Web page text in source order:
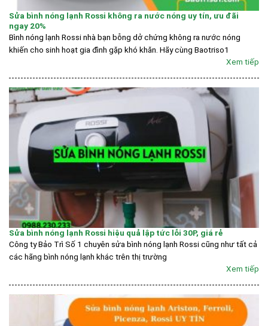
Sửa bình nóng lạnh Rossi không ra nước nóng uy tín, ưu đãi
ngay 20%
Bình nóng lạnh Rossi nhà bạn bỗng dở chứng không ra nước nóng
khiến cho sinh hoạt gia đình gặp khó khăn. Hãy cùng Baotriso1
Xem tiếp
Sửa bình nóng lạnh Rossi hiệu quả lập tức lỗi 30P, giá rẻ
Công ty Bảo Trì Số 1 chuyên sửa bình nóng lạnh Rossi cũng như tất cả
các hãng bình nóng lạnh khác trên thị trường
Xem tiếp